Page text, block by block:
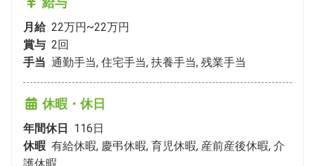
月給 22万円~22万円
賞与 2回
手当 通勤手当, 住宅手当, 扶養手当, 残業手当
休暇・休日
年間休日 116日
休暇 有給休暇, 慶弔休暇, 育児休暇, 産前産後休暇, 介